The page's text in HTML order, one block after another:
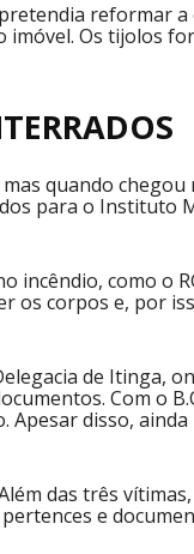
reformar a
imóvel. Os tijolos
quando chegou
para o Instituto
incêndio, como o
os corpos e, por
de Itinga,
Com o
disso, ainda
das três
e